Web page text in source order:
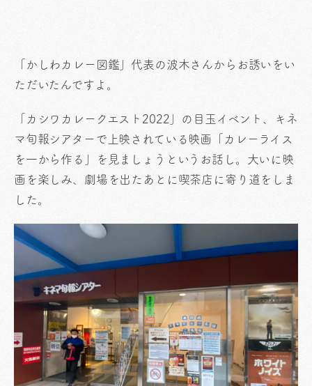
「かしわカレー図鑑」代表の波木さんからお誘いをい
ただいたんですよ。
「カシワカレークエスト2022」の目玉イベント、キネ
マ旬報シアターで上映されている映画「カレーライス
を一から作る」を見ましょうというお話し。大いに映
画を楽しみ、劇場を出たあとに喫茶店に寄り道をしま
した。